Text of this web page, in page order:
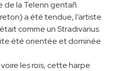
de la Telenn gentañ
a été tendue, l’artiste
comme un Stradivarius.
été orientée et dominée
les rois, cette harpe